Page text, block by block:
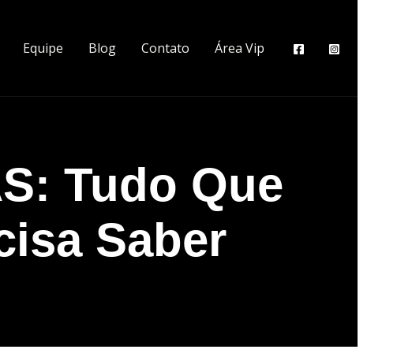
Equipe Blog Contato Área Vip
Tudo Que
Saber